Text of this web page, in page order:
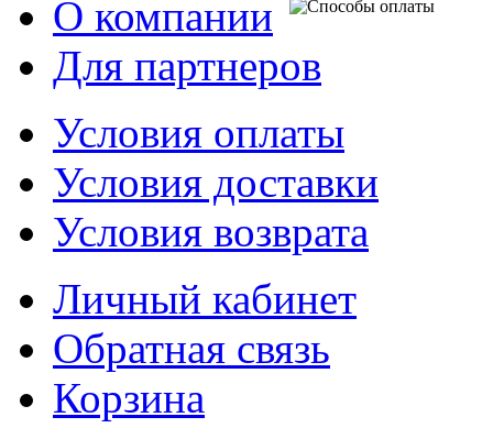
О компании
Для партнеров
Условия оплаты
Условия доставки
Условия возврата
Личный кабинет
Обратная связь
Корзина